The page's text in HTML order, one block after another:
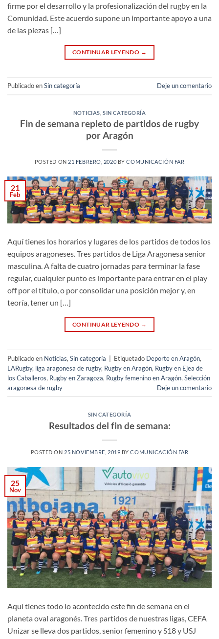
firme por el desarrollo y la profesionalización del rugby en la
Comunidad. Este acuerdo supone un importante apoyo a una
de las piezas […]
CONTINUAR LEYENDO →
Publicado enSin categoría Deje un comentario
NOTICIAS ,SIN CATEGORÍA
Fin de semana repleto de partidos de rugby
por Aragón
POSTED ON 21 FEBRERO, 2020 BYCOMUNICACIÓN FAR
21
Feb
Aquí tienes los horarios y lugares de los partidos de todos los
equipos aragoneses. Tres partidos de Liga Aragonesa senior
masculina. A falta de cuatro jornadas para terminar la fase
regular, cualquier punto es importante para entrar en el play
off por el título, o por consolidar una posición mejor y, en
teoría, tener un […]
CONTINUAR LEYENDO →
Publicado en Noticias, Sin categoría Etiquetado Deporte en Aragón,
LARugby, liga aragonesa de rugby, Rugby en Aragón, Rugby en Ejea de
los Caballeros, Rugby en Zaragoza, Rugby femenino en Aragón, Selección
aragonesa de rugby
Deje un comentario
SIN CATEGORÍA
Resultados del fin de semana:
POSTED ON 25 NOVIEMBRE, 2019 BYCOMUNICACIÓN FAR
25
Nov
Aquí tienes todo lo acontecido este fin de semana en el
planeta oval aragonés. Tres partidos de nuestras ligas, CEFA
Unizar se lleva dos partidos, senior femenino y S18 y USJ